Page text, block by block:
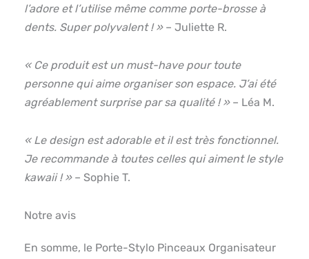
l’adore et l’utilise même comme porte-brosse à
dents. Super polyvalent ! »– Juliette R.
« Ce produit est un must-have pour toute
personne qui aime organiser son espace. J’ai été
agréablement surprise par sa qualité ! »– Léa M.
« Le design est adorable et il est très fonctionnel.
Je recommande à toutes celles qui aiment le style
kawaii ! »– Sophie T.
Notre avis
En somme, le Porte-Stylo Pinceaux Organisateur